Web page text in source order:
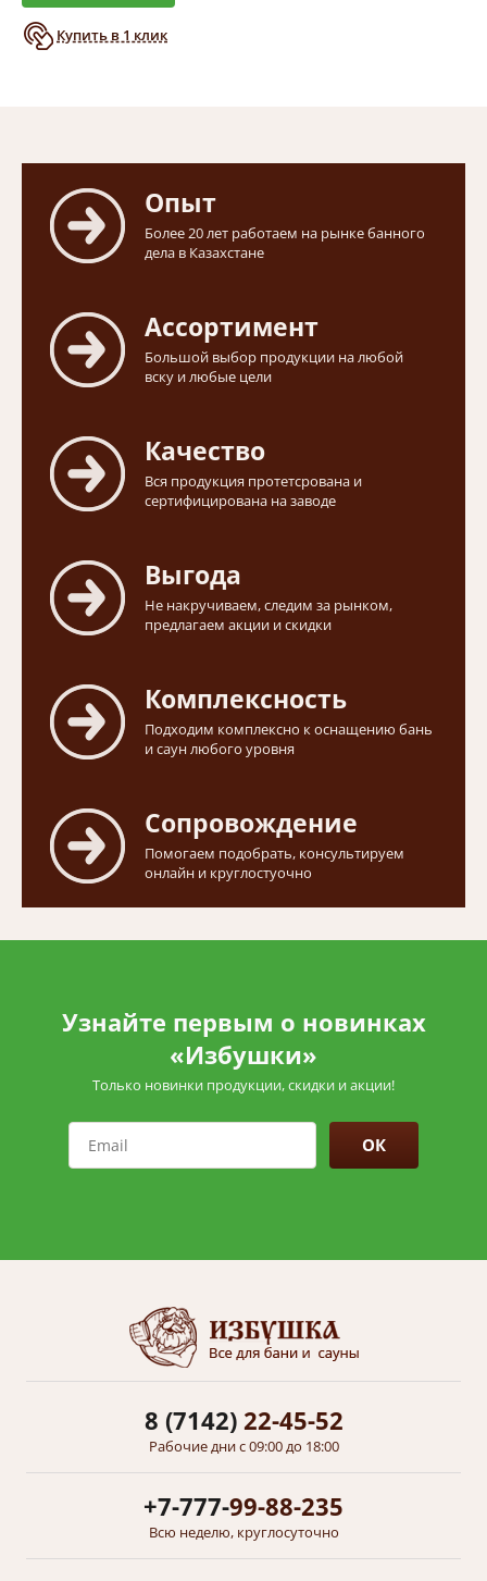
Купить в 1 клик
Опыт
Более 20 лет работаем на рынке банного
дела в Казахстане
Ассортимент
Большой выбор продукции на любой
вску и любые цели
Качество
Вся продукция протетсрована и
сертифицирована на заводе
Выгода
Не накручиваем, следим за рынком,
предлагаем акции и скидки
Комплексность
Подходим комплексно к оснащению бань
и саун любого уровня
Сопровождение
Помогаем подобрать, консультируем
онлайн и круглостуочно
Узнайте первым о новинках
«Избушки»
Только новинки продукции, скидки и акции!
ОК
8 (7142)22-45-52
Рабочие дни с 09:00 до 18:00
+7-777-99-88-235
Всю неделю, круглосуточно